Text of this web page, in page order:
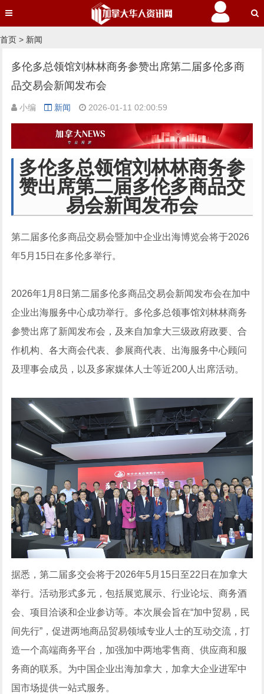
首页 > 新闻
多伦多总领馆刘林林商务参赞出席第二届多伦多商
品交易会新闻发布会
小编 新闻 2026-01-11 02:00:59
多伦多总领馆刘林林商务参
赞出席第二届多伦多商品交
易会新闻发布会
第二届多伦多商品交易会暨加中企业出海博览会将于2026
年5月15日在多伦多举行。
2026年1月8日第二届多伦多商品交易会新闻发布会在加中
企业出海服务中心成功举行。多伦多总领事馆刘林林商务
参赞出席了新闻发布会，及来自加拿大三级政府政要、合
作机构、各大商会代表、参展商代表、出海服务中心顾问
及理事会成员，以及多家媒体人士等近200人出席活动。
据悉，第二届多交会将于2026年5月15日至22日在加拿大
举行。活动形式多元，包括展览展示、行业论坛、商务酒
会、项目洽谈和企业参访等。本次展会旨在“加中贸易，民
间先行”，促进两地商品贸易领域专业人士的互动交流，打
造一个高端商务平台，加强加中两地零售商、供应商和服
务商的联系。为中国企业出海加拿大，加拿大企业进军中
国市场提供一站式服务。